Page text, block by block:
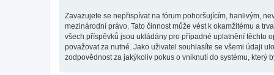
Zavazujete se nepřispívat na fórum pohoršujícím, hanlivým,
mezinárodní právo. Tato činnost může vést k okamžitému a
všech příspěvků jsou ukládány pro případné uplatnění těchto
považovat za nutné. Jako uživatel souhlasíte se všemi údaji
zodpovědnost za jakýkoliv pokus o vniknutí do systému, který